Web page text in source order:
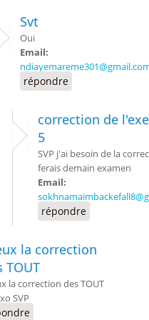
Svt
Oui
Email:
répondre
correction de
5
SVP j'ai besoin de la
ferais demain examen
Email:
répondre
la correction
TOUT
la correction des TOUT
SVP